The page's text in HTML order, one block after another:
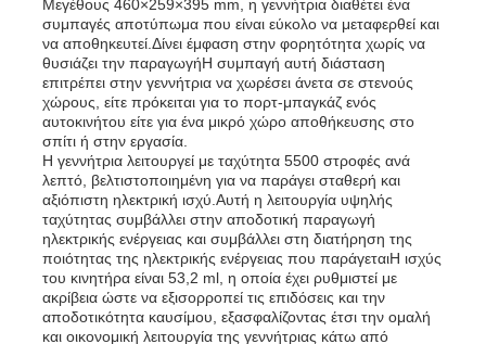
Σχετικά με εμάς
Γύρος εργοστασίων
Ποιοτικός έλεγχος
επαφή
Νέα
Μεγέθους 460×259×395 mm, η γεννήτρια διαθέτει ένα
συμπαγές αποτύπωμα που είναι εύκολο να μεταφερθεί και
να αποθηκευτεί.Δίνει έμφαση στην φορητότητα χωρίς να
θυσιάζει την παραγωγήΗ συμπαγή αυτή διάσταση
επιτρέπει στην γεννήτρια να χωρέσει άνετα σε στενούς
χώρους, είτε πρόκειται για το πορτ-μπαγκάζ ενός
αυτοκινήτου είτε για ένα μικρό χώρο αποθήκευσης στο
σπίτι ή στην εργασία.
Η γεννήτρια λειτουργεί με ταχύτητα 5500 στροφές ανά
λεπτό, βελτιστοποιημένη για να παράγει σταθερή και
αξιόπιστη ηλεκτρική ισχύ.Αυτή η λειτουργία υψηλής
ταχύτητας συμβάλλει στην αποδοτική παραγωγή
ηλεκτρικής ενέργειας και συμβάλλει στη διατήρηση της
ποιότητας της ηλεκτρικής ενέργειας που παράγεταιΗ ισχύς
του κινητήρα είναι 53,2 ml, η οποία έχει ρυθμιστεί με
ακρίβεια ώστε να εξισορροπεί τις επιδόσεις και την
αποδοτικότητα καυσίμου, εξασφαλίζοντας έτσι την ομαλή
και οικονομική λειτουργία της γεννήτριας κάτω από